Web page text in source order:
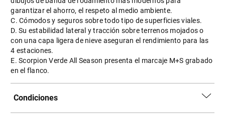
garantizar el ahorro, el respeto al medio ambiente.
C. Cómodos y seguros sobre todo tipo de superficies viales.
D. Su estabilidad lateral y tracción sobre terrenos mojados o
con una capa ligera de nieve aseguran el rendimiento para las
4 estaciones.
E. Scorpion Verde All Season presenta el marcaje M+S grabado
en el flanco.
Condiciones